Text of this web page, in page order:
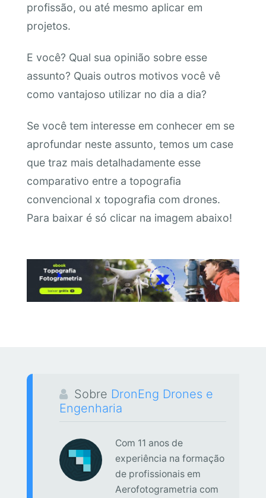
profissão, ou até mesmo aplicar em
projetos.
E você? Qual sua opinião sobre esse
assunto? Quais outros motivos você vê
como vantajoso utilizar no dia a dia?
Se você tem interesse em conhecer em se
aprofundar neste assunto, temos um case
que traz mais detalhadamente esse
comparativo entre a topografia
convencional x topografia com drones.
Para baixar é só clicar na imagem abaixo!
Sobre DronEng Drones e
Engenharia
Com 11 anos de
experiência na formação
de profissionais em
Aerofotogrametria com